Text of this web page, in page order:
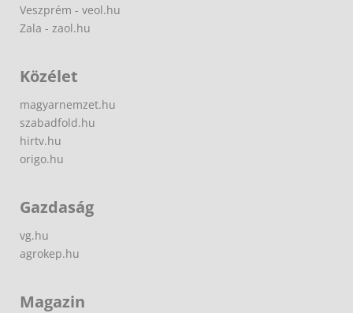
Veszprém - veol.hu
Zala - zaol.hu
Közélet
magyarnemzet.hu
szabadfold.hu
hirtv.hu
origo.hu
Gazdaság
vg.hu
agrokep.hu
Magazin